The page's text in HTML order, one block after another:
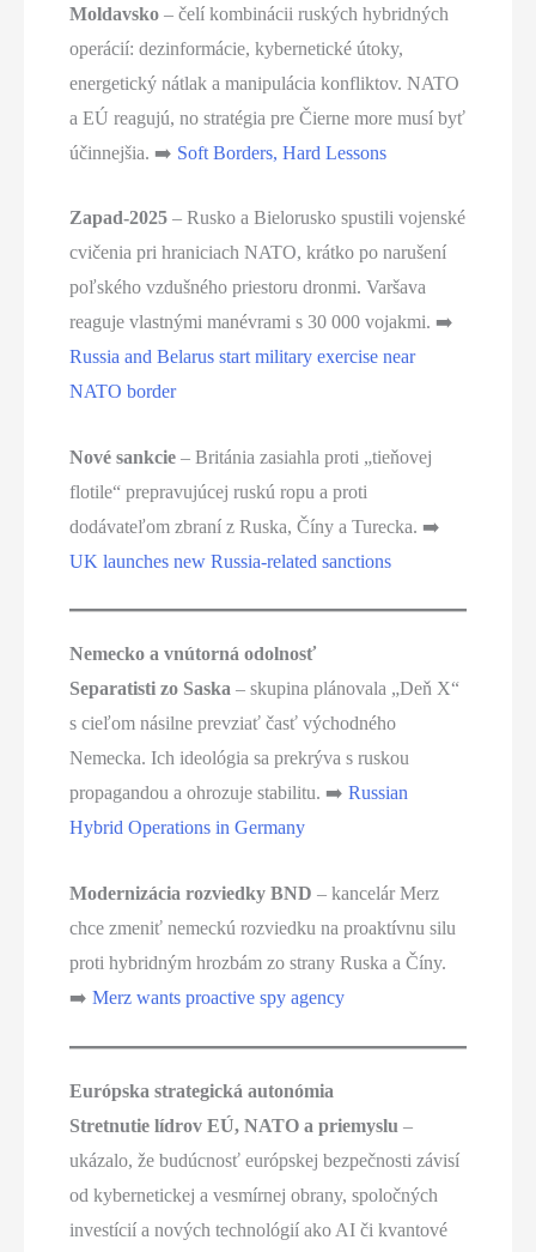
Moldavsko – čelí kombinácii ruských hybridných
operácií: dezinformácie, kybernetické útoky,
energetický nátlak a manipulácia konfliktov. NATO
a EÚ reagujú, no stratégia pre Čierne more musí byť
účinnejšia. ➡️ Soft Borders, Hard Lessons
Zapad-2025 – Rusko a Bielorusko spustili vojenské
cvičenia pri hraniciach NATO, krátko po narušení
poľského vzdušného priestoru dronmi. Varšava
reaguje vlastnými manévrami s 30 000 vojakmi. ➡️
Russia and Belarus start military exercise near
NATO border
Nové sankcie – Británia zasiahla proti „tieňovej
flotile“ prepravujúcej ruskú ropu a proti
dodávateľom zbraní z Ruska, Číny a Turecka. ➡️
UK launches new Russia-related sanctions
Nemecko a vnútorná odolnosť
Separatisti zo Saska – skupina plánovala „Deň X“
s cieľom násilne prevziať časť východného
Nemecka. Ich ideológia sa prekrýva s ruskou
propagandou a ohrozuje stabilitu. ➡️ Russian
Hybrid Operations in Germany
Modernizácia rozviedky BND– kancelár Merz
chce zmeniť nemeckú rozviedku na proaktívnu silu
proti hybridným hrozbám zo strany Ruska a Číny.
➡️ Merz wants proactive spy agency
Európska strategická autonómia
Stretnutie lídrov EÚ, NATO a priemyslu –
ukázalo, že budúcnosť európskej bezpečnosti závisí
od kybernetickej a vesmírnej obrany, spoločných
investícií a nových technológií ako AI či kvantové